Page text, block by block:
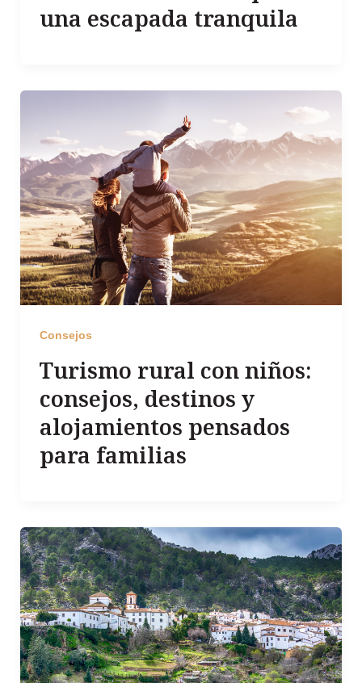
una escapada tranquila
Consejos
Turismo rural con niños:
consejos, destinos y
alojamientos pensados
para familias